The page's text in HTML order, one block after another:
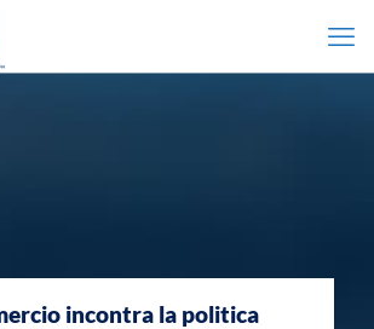
incontra la politica